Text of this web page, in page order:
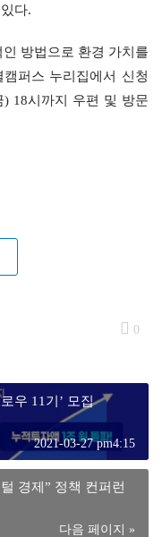
다.
방법으로 환경 가치를
퍼스 누리집에서 신청
18시까지 우편 및 방문
0
우 11기’ 모집
2021-03-27 pm4:15
경제” 정책 컨퍼런
다음 페이지 »